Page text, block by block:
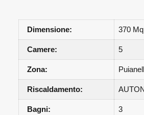
Dimensione: 370 Mq
Camere: 5
Zona:
Riscaldamento:
Bagni: 3